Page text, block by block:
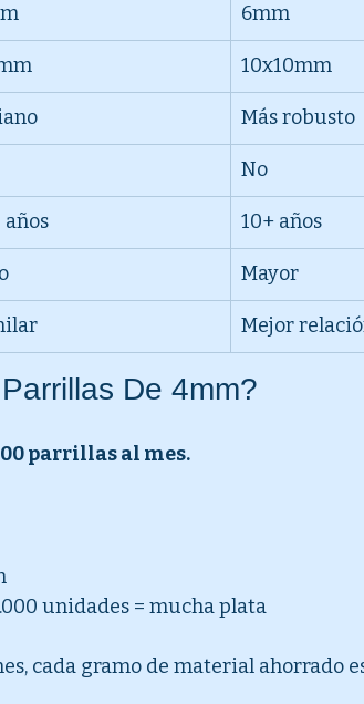
6mm
10x10mm
Más robusto
No
años 10+ años
Mayor
Mejor
De 4mm?
parrillas al mes.
unidades = mucha plata
cada gramo de material ahorrado